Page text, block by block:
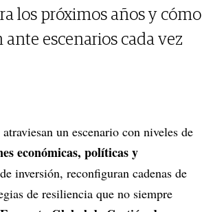
los próximos años y cómo
escenarios cada vez
atraviesan un escenario con niveles de
económicas, políticas y
inversión, reconfiguran cadenas de
de resiliencia que no siempre